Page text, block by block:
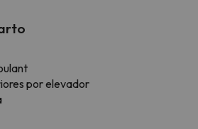
por elevador